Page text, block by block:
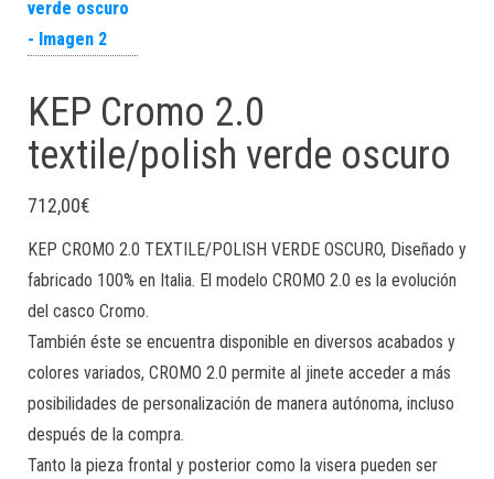
KEP Cromo 2.0
textile/polish verde oscuro
712,00€
KEP CROMO 2.0 TEXTILE/POLISH VERDE OSCURO, Diseñado y
fabricado 100% en Italia. El modelo CROMO 2.0 es la evolución
del casco Cromo.
También éste se encuentra disponible en diversos acabados y
colores variados, CROMO 2.0 permite al jinete acceder a más
posibilidades de personalización de manera autónoma, incluso
después de la compra.
Tanto la pieza frontal y posterior como la visera pueden ser